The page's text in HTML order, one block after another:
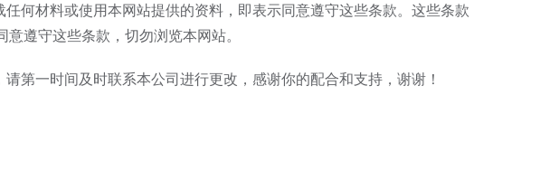
何材料或使用本网站提供的资料，即表示同意遵守这些条款。这些条款
遵守这些条款，切勿浏览本网站。
第一时间及时联系本公司进行更改，感谢你的配合和支持，谢谢！